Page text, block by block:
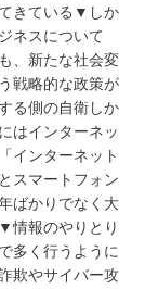
きている▼しか
ネスについて
、新たな社会変
戦略的な政策が
る側の自衛しか
はインターネッ
インターネット
スマートフォン
ばかりでなく大
情報のやりとり
多く行うように
欺やサイバー攻